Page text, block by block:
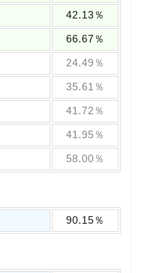
42.13％
66.67％
24.49％
35.61％
41.72％
41.95％
58.00％
90.15％